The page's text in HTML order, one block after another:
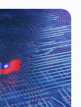
true competitiveness
production.Miller
domestic
has its limits. "The
South Korean
subsidies they
stated. He mentioned
traditionally been the
has outperformed it by
as high-